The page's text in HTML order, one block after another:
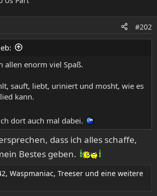
#202
allen enorm viel Spaß.
sauft, liebt, uriniert und mosht, wie es
kann.
dort auch mal dabei.
dass ich alles schaffe,
Bestes geben.
, Waspmaniac, Treeser und eine weitere